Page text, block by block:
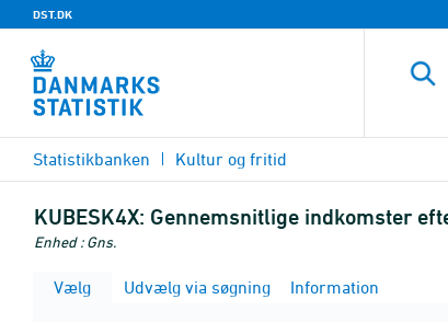
DST.DK
Statistikbanken Kultur og fritid
KUBESK4X: Gennemsnitlige indkomster
Enhed : Gns.
Vælg Udvælg via søgning Information